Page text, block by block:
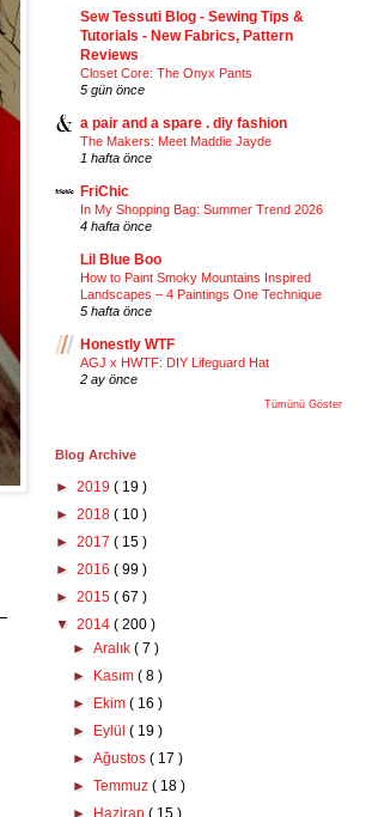
Sew Tessuti Blog - Sewing Tips &
Tutorials - New Fabrics, Pattern
Reviews
Closet Core: The Onyx Pants
5 gün önce
a pair and a spare . diy fashion
The Makers: Meet Maddie Jayde
1 hafta önce
FriChic
In My Shopping Bag: Summer Trend 2026
4 hafta önce
Lil Blue Boo
How to Paint Smoky Mountains Inspired
Landscapes – 4 Paintings One Technique
5 hafta önce
Honestly WTF
AGJ x HWTF: DIY Lifeguard Hat
2 ay önce
Tümünü Göster
Blog Archive
► 2019 ( 19 )
► 2018 ( 10 )
► 2017 ( 15 )
► 2016 ( 99 )
► 2015 ( 67 )
▼ 2014 ( 200 )
►Aralık( 7 )
►
Kasım( 8 )
►
Ekim( 16 )
►
Eylül( 19 )
►Ağustos( 17 )
►Temmuz( 18 )
►
Haziran( 15 )